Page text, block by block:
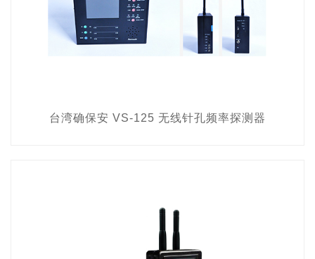
台湾确保安 VS-125 无线针孔频率探测器